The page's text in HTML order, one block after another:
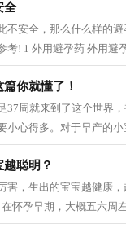
全
不安全，那么什么样的
考! 1 外用避孕药 外用避
你就懂了！
37周就来到了这个世界
小心得多。对于早产的小
聪明？
害，生出的宝宝越健康
怀孕早期，大概五六周